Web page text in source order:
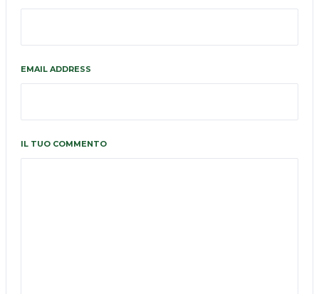
EMAIL ADDRESS
IL TUO COMMENTO